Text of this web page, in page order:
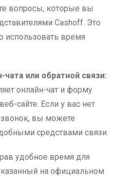
вопросы, которые вы
Cashoff. Это
время
или обратной связи:
онлайн-чат и форму
сайте. Если у вас нет
вы можете
средствами связи.
удобное время для
на официальном